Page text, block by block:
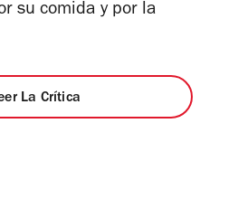
estrellas
su comida y por la
La Crítica